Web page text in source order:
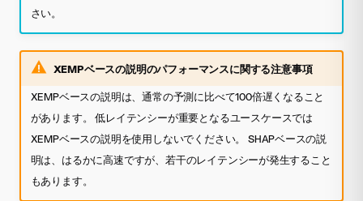
さい。
XEMPベースの説明のパフォーマンスに関する注意事項
XEMPベースの説明は、通常の予測に比べて100倍遅くなること
があります。 低レイテンシーが重要となるユースケースでは
XEMPベースの説明を使用しないでください。 SHAPベースの説
明は、はるかに高速ですが、若干のレイテンシーが発生すること
もあります。